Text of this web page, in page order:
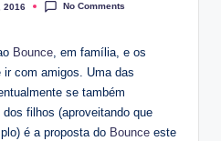
2016 No Comments
Bounce, em família, e os
com amigos. Uma das
se também
filhos (aproveitando que
é a proposta do Bounce este